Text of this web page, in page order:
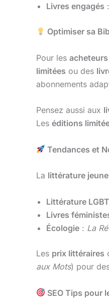
Livres engagés :
Optimiser sa
Pour les
limitées ou des
abonnements
Pensez aussi aux
Les éditions
Tendances et
La littérature
Littérature
Livres
Écologie : La
Les prix littéraires
aux Mots) pour
SEO Tips pour